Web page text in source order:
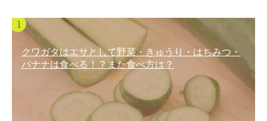
クワガタはエサとして野菜・きゅうり・はちみつ・
バナナは食べる！？また食べ方は？